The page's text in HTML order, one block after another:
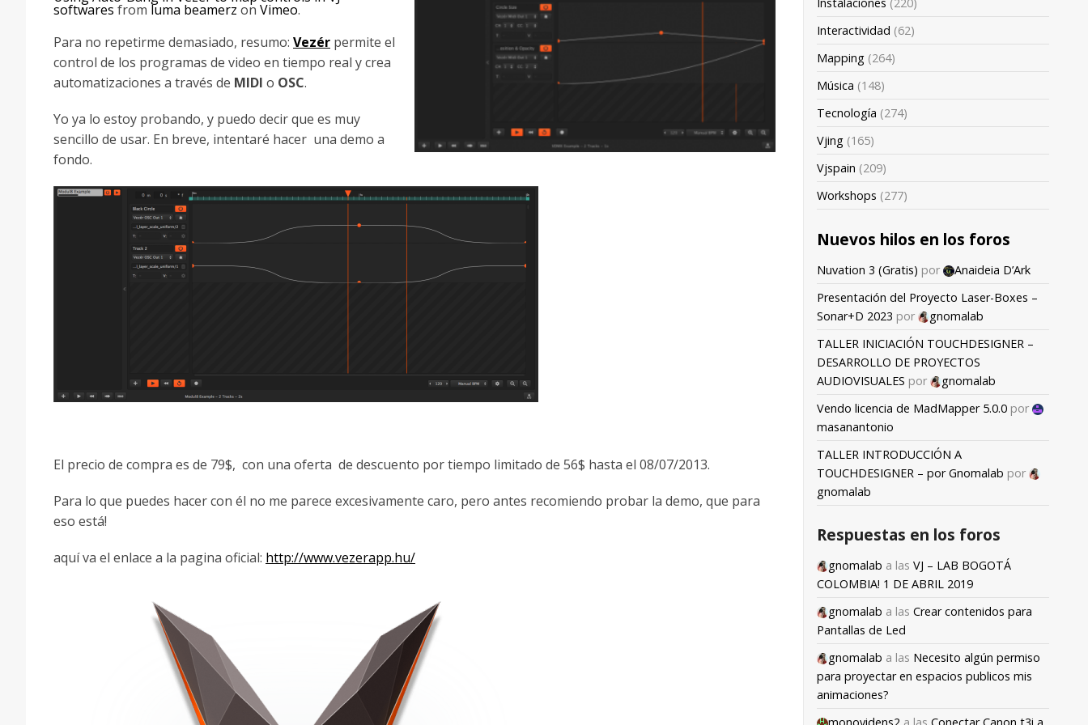
softwares from luma beamerz on Vimeo.
Para no repetirme demasiado, resumo: Vezér permite el
control de los programas de video en tiempo real y crea
automatizaciones a través de MIDI o OSC.
Yo ya lo estoy probando, y puedo decir que es muy
sencillo de usar. En breve, intentaré hacer una demo a
fondo.
El precio de compra es de 79$, con una oferta de descuento por tiempo limitado de 56$ hasta el 08/07/2013.
Para lo que puedes hacer con él no me parece excesivamente caro, pero antes recomiendo probar la demo, que para
eso está!
aquí va el enlace a la pagina oficial: http://www.vezerapp.hu/
Instalaciones (220)
Interactividad (62)
Mapping (264)
Música (148)
Tecnología (274)
Vjing (165)
Vjspain (209)
Workshops (277)
Nuevos hilos en los foros
Nuvation 3 (Gratis) por
Anaideia D’Ark
Presentación del Proyecto Laser-Boxes –
Sonar+D 2023 por
gnomalab
TALLER INICIACIÓN TOUCHDESIGNER –
DESARROLLO DE PROYECTOS
AUDIOVISUALES por
gnomalab
Vendo licencia de MadMapper 5.0.0 por
masanantonio
TALLER INTRODUCCIÓN A
TOUCHDESIGNER – por Gnomalab por
gnomalab
Respuestas en los foros
gnomalab a las VJ – LAB BOGOTÁ
COLOMBIA! 1 DE ABRIL 2019
gnomalab a las Crear contenidos para
Pantallas de Led
gnomalab a las Necesito algún permiso
para proyectar en espacios publicos mis
animaciones?